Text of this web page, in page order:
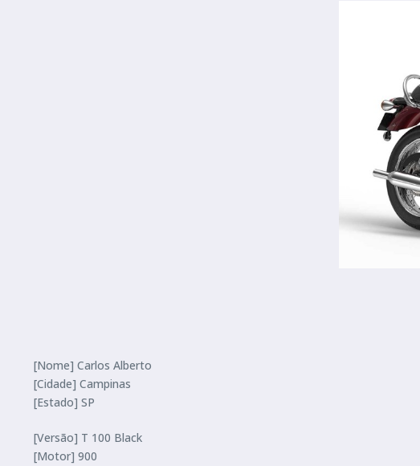
[Nome] Carlos Alberto
[Cidade] Campinas
[Estado] SP
[Versão] T 100 Black
[Motor] 900